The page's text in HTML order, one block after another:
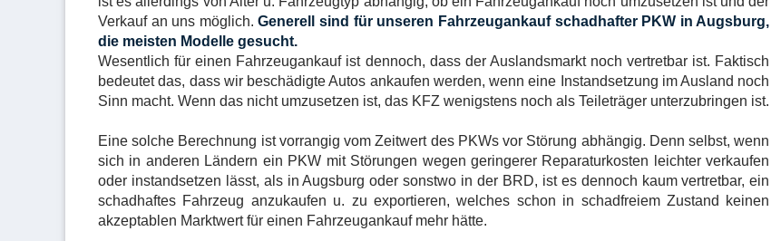
Verkauf an uns möglich.Generell sind für unseren Fahrzeugankauf schadhafter PKW in Augsburg,
die meisten Modelle gesucht.
Wesentlich für einen Fahrzeugankauf ist dennoch, dass der Auslandsmarkt noch vertretbar ist. Faktisch
bedeutet das, dass wir beschädigte Autos ankaufen werden, wenn eine Instandsetzung im Ausland noch
Sinn macht. Wenn das nicht umzusetzen ist, das KFZ wenigstens noch als Teileträger unterzubringen ist.
Eine solche Berechnung ist vorrangig vom Zeitwert des PKWs vor Störung abhängig. Denn selbst, wenn
sich in anderen Ländern ein PKW mit Störungen wegen geringerer Reparaturkosten leichter verkaufen
oder instandsetzen lässt, als in Augsburg oder sonstwo in der BRD, ist es dennoch kaum vertretbar, ein
schadhaftes Fahrzeug anzukaufen u. zu exportieren, welches schon in schadfreiem Zustand keinen
akzeptablen Marktwert für einen Fahrzeugankauf mehr hätte.